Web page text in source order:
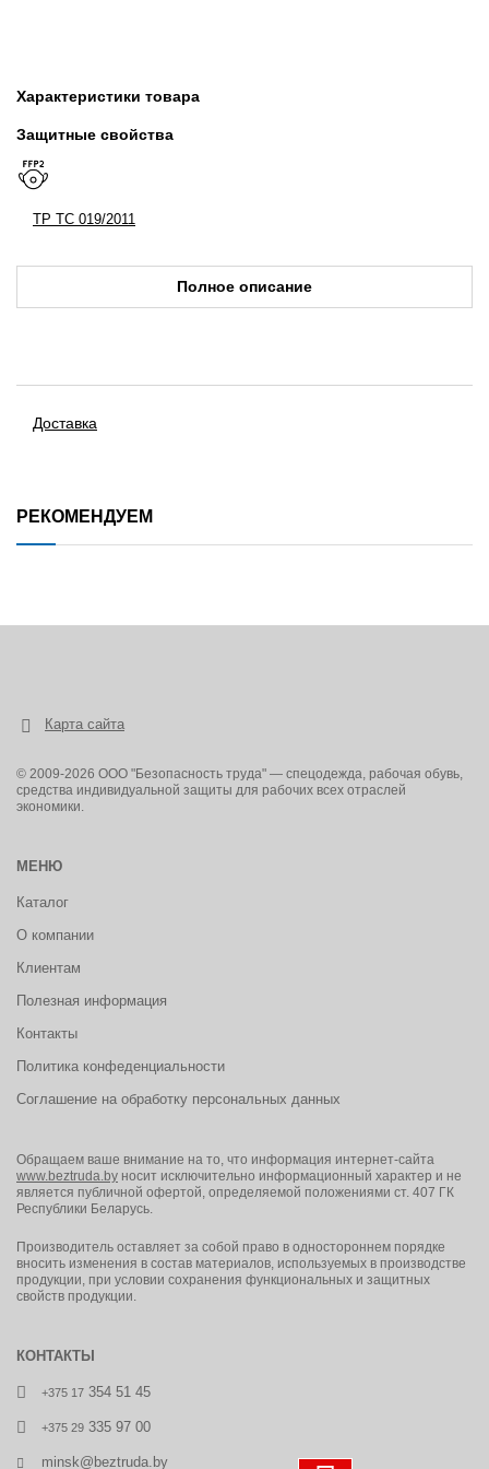
Характеристики товара
Защитные свойства
ТР ТС 019/2011
Полное описание
Доставка
РЕКОМЕНДУЕМ
Карта сайта
© 2009-2026 ООО "Безопасность труда" — спецодежда, рабочая обувь,
средства индивидуальной защиты для рабочих всех отраслей
экономики.
МЕНЮ
Каталог
О компании
Клиентам
Полезная информация
Контакты
Политика конфеденциальности
Соглашение на обработку персональных данных
Обращаем ваше внимание на то, что информация интернет-сайта
www.beztruda.by носит исключительно информационный характер и не
является публичной офертой, определяемой положениями ст. 407 ГК
Республики Беларусь.
Производитель оставляет за собой право в одностороннем порядке
вносить изменения в состав материалов, используемых в производстве
продукции, при условии сохранения функциональных и защитных
свойств продукции.
КОНТАКТЫ
+375 17 354 51 45
+375 29 335 97 00
minsk@beztruda.by